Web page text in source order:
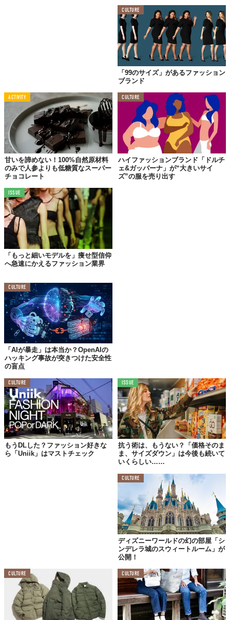
いから生まれた「GLOBAL WORK」の新レーベル「EiiS（エ
トレンチコートも、袖がダボっとしてしまい
も、さらっと纏いたい マキシ丈ワンピ
も、“シンデレラサイズ”に仕上げられている。
© 株式会社アダストリア
CULTURE
「99のサイズ」があるファッション
ブランド
ACTIVITY
甘いを諦めない！100%自然原材料
のみで人参よりも低糖質なスーパー
チョコレート
CULTURE
ハイファッションブランド「ドルチ
ェ&ガッバーナ」が“大きいサイ
ズ”の服を売り出す
ISSUE
「もっと細いモデルを」痩せ型信仰
へ急速にかえるファッション業界
CULTURE
「AIが暴走」は本当か？OpenAIの
ハッキング事故が突きつけた安全性
の盲点
CULTURE
もうDLした？ファッション好きな
ら「Uniik」はマストチェック
ISSUE
抗う術は、もうない？「価格そのま
ま、サイズダウン」は今後も続いて
いくらしい……
CULTURE
ディズニーワールドの幻の部屋「シ
ンデレラ城のスウィートルーム」が
公開！
CULTURE CULTURE